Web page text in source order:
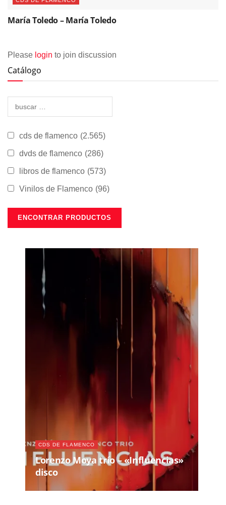
María Toledo – María Toledo
Please login to join discussion
Catálogo
cds de flamenco (2.565)
dvds de flamenco (286)
libros de flamenco (573)
Vinilos de Flamenco (96)
CDS DE FLAMENCO
Lorenzo Moya trío – «Influencias»
disco